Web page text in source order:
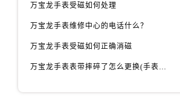
万宝龙手表受磁如何处理
万宝龙手表维修中心的电话什么？
万宝龙手表受磁如何正确消磁